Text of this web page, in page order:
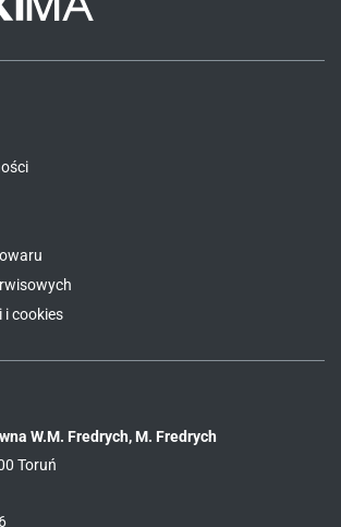
i cookies
W.M. Fredrych, M. Fredrych
Toruń